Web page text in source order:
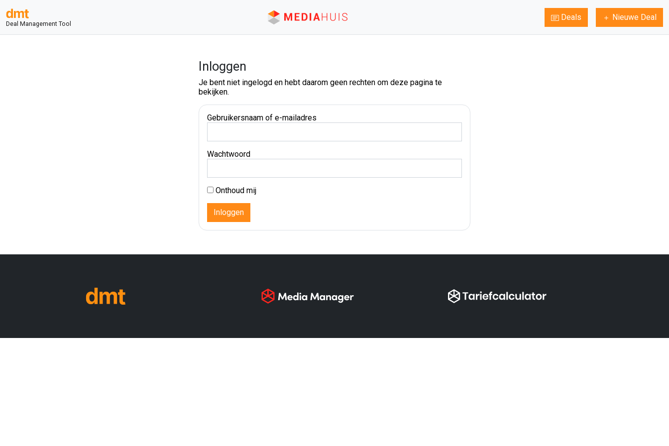
Deal Management Tool
Deals Nieuwe Deal
Inloggen
Je bent niet ingelogd en hebt daarom geen rechten om deze pagina te
bekijken.
Gebruikersnaam of e-mailadres
Wachtwoord
Onthoud mij